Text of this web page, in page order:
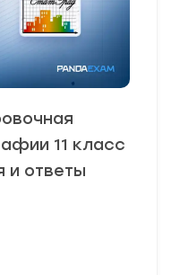
11 класс
и ответы